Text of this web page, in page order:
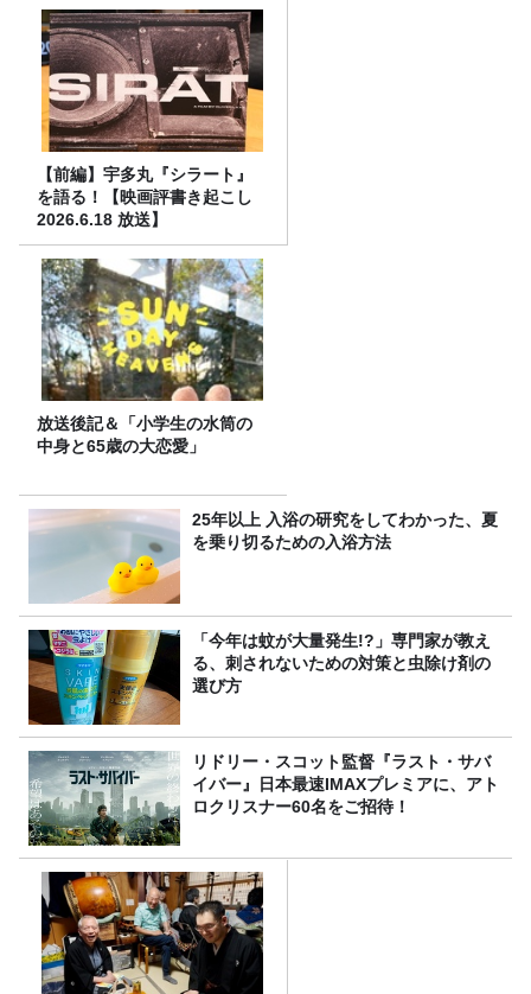
【前編】宇多丸『シラート』
を語る！【映画評書き起こし
2026.6.18 放送】
放送後記＆「小学生の水筒の
中身と65歳の大恋愛」
25年以上 入浴の研究をしてわかった、夏
を乗り切るための入浴方法
「今年は蚊が大量発生!?」専門家が教え
る、刺されないための対策と虫除け剤の
選び方
リドリー・スコット監督『ラスト・サバ
イバー』日本最速IMAXプレミアに、アト
ロクリスナー60名をご招待！